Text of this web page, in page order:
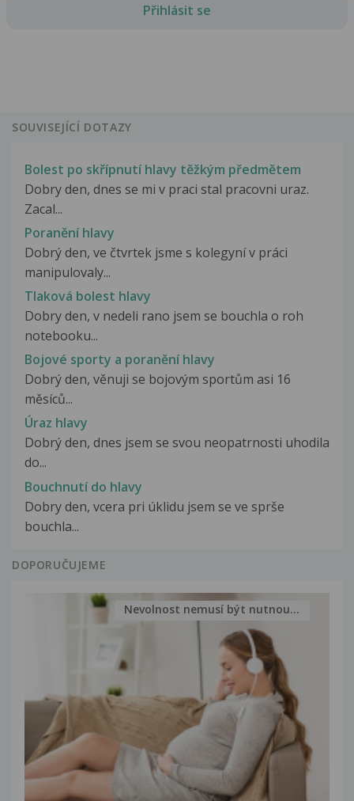
Přihlásit se
SOUVISEJÍCÍ DOTAZY
Bolest po skřípnutí hlavy těžkým předmětem
Dobry den, dnes se mi v praci stal pracovni uraz.
Zacal...
Poranění hlavy
Dobrý den, ve čtvrtek jsme s kolegyní v práci
manipulovaly...
Tlaková bolest hlavy
Dobry den, v nedeli rano jsem se bouchla o roh
notebooku...
Bojové sporty a poranění hlavy
Dobrý den, věnuji se bojovým sportům asi 16
měsíců...
Úraz hlavy
Dobrý den, dnes jsem se svou neopatrnosti uhodila
do...
Bouchnutí do hlavy
Dobry den, vcera pri úklidu jsem se ve sprše
bouchla...
DOPORUČUJEME
Nevolnost nemusí být nutnou...